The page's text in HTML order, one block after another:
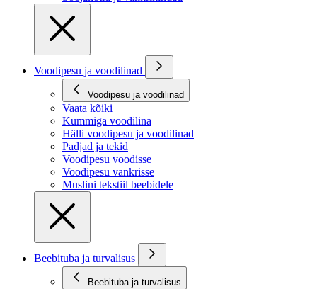
Voodipesu ja voodilinad
Voodipesu ja voodilinad
Vaata kõiki
Kummiga voodilina
Hälli voodipesu ja voodilinad
Padjad ja tekid
Voodipesu voodisse
Voodipesu vankrisse
Muslini tekstiil beebidele
Beebituba ja turvalisus
Beebituba ja turvalisus